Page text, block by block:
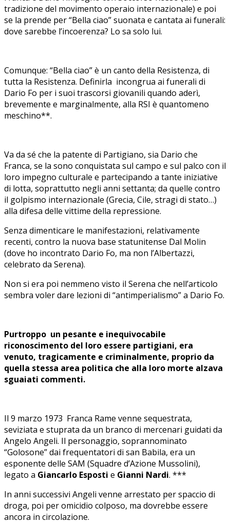
tradizione del movimento operaio internazionale) e poi
se la prende per “Bella ciao” suonata e cantata ai funerali:
dove sarebbe l’incoerenza? Lo sa solo lui.
Comunque: “Bella ciao” è un canto della Resistenza, di
tutta la Resistenza. Definirla incongrua ai funerali di
Dario Fo per i suoi trascorsi giovanili quando aderì,
brevemente e marginalmente, alla RSI è quantomeno
meschino**.
Va da sé che la patente di Partigiano, sia Dario che
Franca, se la sono conquistata sul campo e sul palco con il
loro impegno culturale e partecipando a tante iniziative
di lotta, soprattutto negli anni settanta; da quelle contro
il golpismo internazionale (Grecia, Cile, stragi di stato…)
alla difesa delle vittime della repressione.
Senza dimenticare le manifestazioni, relativamente
recenti, contro la nuova base statunitense Dal Molin
(dove ho incontrato Dario Fo, ma non l’Albertazzi,
celebrato da Serena).
Non si era poi nemmeno visto il Serena che nell’articolo
sembra voler dare lezioni di “antimperialismo” a Dario Fo.
Purtroppo un pesante e inequivocabile
riconoscimento del loro essere partigiani, era
venuto, tragicamente e criminalmente, proprio da
quella stessa area politica che alla loro morte alzava
sguaiati commenti.
Il 9 marzo 1973 Franca Rame venne sequestrata,
seviziata e stuprata da un branco di mercenari guidati da
Angelo Angeli. Il personaggio, soprannominato
“Golosone” dai frequentatori di san Babila, era un
esponente delle SAM (Squadre d’Azione Mussolini),
legato a Giancarlo Esposti e Gianni Nardi. ***
In anni successivi Angeli venne arrestato per spaccio di
droga, poi per omicidio colposo, ma dovrebbe essere
ancora in circolazione.